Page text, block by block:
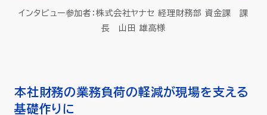
インタビュー参加者：株式会社ヤナセ 経理財務部 資金課 課
長 山田 雄高様
本社財務の業務負荷の軽減が現場を支える
基礎作りに